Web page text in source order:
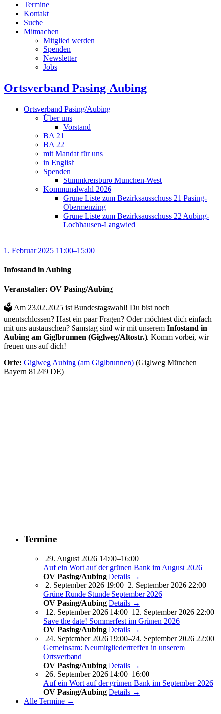
Termine
Kontakt
Suche
Mitmachen
Mitglied werden
Spenden
Newsletter
Jobs
Ortsverband Pasing-Aubing
Ortsverband Pasing/Aubing
Über uns
Vorstand
BA 21
BA 22
mit Mandat für uns
in English
Spenden
Stimmkreisbüro München-West
Kommunalwahl 2026
Grüne Liste zum Bezirksausschuss 21 Pasing-
Obermenzing
Grüne Liste zum Bezirksausschuss 22 Aubing-
Lochhausen-Langwied
1. Februar 2025 11:00–15:00
Infostand in Aubing
Veranstalter: OV Pasing/Aubing
🗳️ Am 23.02.2025 ist Bundestagswahl! Du bist noch
unentschlossen? Hast ein paar Fragen? Oder möchtest dich einfach
mit uns austauschen? Samstag sind wir mit unserem Infostand in
Aubing am Giglbrunnen (Giglweg/Altostr.). Komm vorbei, wir
freuen uns auf dich!
Orte: Giglweg Aubing (am Giglbrunnen) (Giglweg München
Bayern 81249 DE)
Termine
29. August 2026 14:00–16:00
Auf ein Wort auf der grünen Bank im August 2026
OV Pasing/Aubing Details →
2. September 2026 19:00–2. September 2026 22:00
Grüne Runde Stunde September 2026
OV Pasing/Aubing Details →
12. September 2026 14:00–12. September 2026 22:00
Save the date! Sommerfest im Grünen 2026
OV Pasing/Aubing Details →
24. September 2026 19:00–24. September 2026 22:00
Gemeinsam: Neumitgliedertreffen in unserem
Ortsverband
OV Pasing/Aubing Details →
26. September 2026 14:00–16:00
Auf ein Wort auf der grünen Bank im September 2026
OV Pasing/Aubing Details →
Alle Termine →